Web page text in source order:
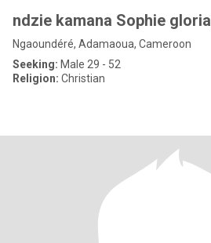
ndzie kamana Sophie gloria
Ngaoundéré, Adamaoua, Cameroon
Seeking: Male 29 - 52
Religion: Christian